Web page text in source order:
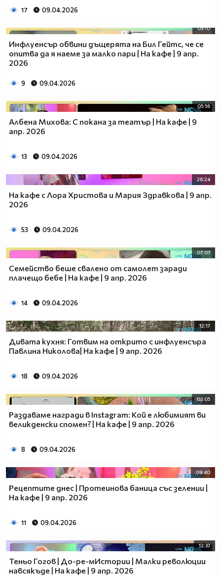
17 09.04.2026
05:10
Инфлуенсър обвини дъщерята на Бил Гейтс, че се
опитва да я наеме за малко пари | На кафе | 9 апр.
2026
9 09.04.2026
05:56
Албена Михова: С покана за театър | На кафе | 9
апр. 2026
13 09.04.2026
26:24
На кафе с Лора Христова и Мария Здравкова | 9 апр.
2026
53 09.04.2026
07:07
Семейство беше свалено от самолет заради
плачещо бебе | На кафе | 9 апр. 2026
14 09.04.2026
12:17
Дивата кухня: Готвим на открито с инфлуенсъра
Павлина Николова| На кафе | 9 апр. 2026
18 09.04.2026
03:05
Раздаваме награди в Instagram: Кой е любимият ви
великденски спомен? | На кафе | 9 апр. 2026
8 09.04.2026
09:40
Рецептите днес | Протеинова баница със зелении |
На кафе | 9 апр. 2026
11 09.04.2026
12:37
Теньо Гогов | До-ре-мИстории | Малки революции
навсякъде | На кафе | 9 апр. 2026